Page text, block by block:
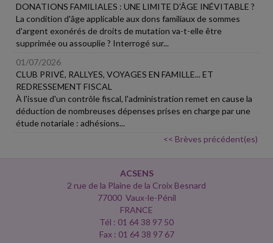
DONATIONS FAMILIALES : UNE LIMITE D'ÂGE INÉVITABLE ?
La condition d'âge applicable aux dons familiaux de sommes
d'argent exonérés de droits de mutation va-t-elle être
supprimée ou assouplie ? Interrogé sur...
01/07/2026
CLUB PRIVÉ, RALLYES, VOYAGES EN FAMILLE... ET
REDRESSEMENT FISCAL
À l'issue d'un contrôle fiscal, l'administration remet en cause la
déduction de nombreuses dépenses prises en charge par une
étude notariale : adhésions...
<< Brèves précédent(es)
ACSENS
2 rue de la Plaine de la Croix Besnard
77000 Vaux-le-Pénil
FRANCE
Tél : 01 64 38 97 50
Fax : 01 64 38 97 67